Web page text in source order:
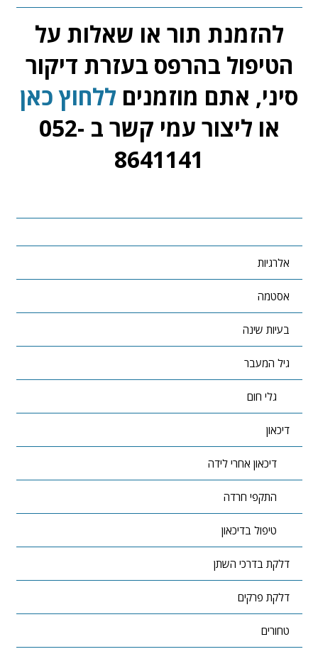
להזמנת תור או שאלות על
הטיפול בהרפס בעזרת דיקור
סיני, אתם מוזמנים ללחוץ כאן
או ליצור עמי קשר ב 052-
8641141
אלרגיות
אסטמה
בעיות שינה
גיל המעבר
גלי חום
דיכאון
דיכאון אחרי לידה
התקפי חרדה
טיפול בדיכאון
דלקת בדרכי השתן
דלקת פרקים
טחורים